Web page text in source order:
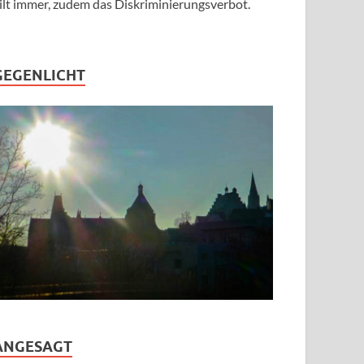
immer, zudem das Diskriminierungsverbot.